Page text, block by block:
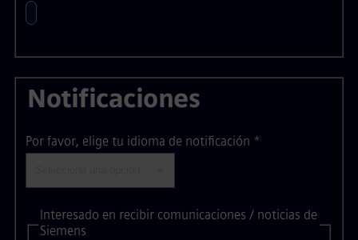
Notificaciones
Por favor, elige tu idioma de notificación *
Interesado en recibir comunicaciones / noticias de
Siemens